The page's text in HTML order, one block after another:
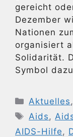
gereicht
Dezember
Nationen
organisiert
Solidarität.
Symbol
Kategorien
Aktuelles ,
Aids ,
AIDS-Hilfe ,